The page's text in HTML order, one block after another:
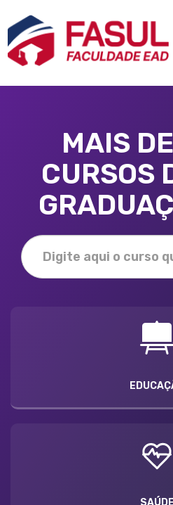
MAIS
CURSOS
SAÚDE